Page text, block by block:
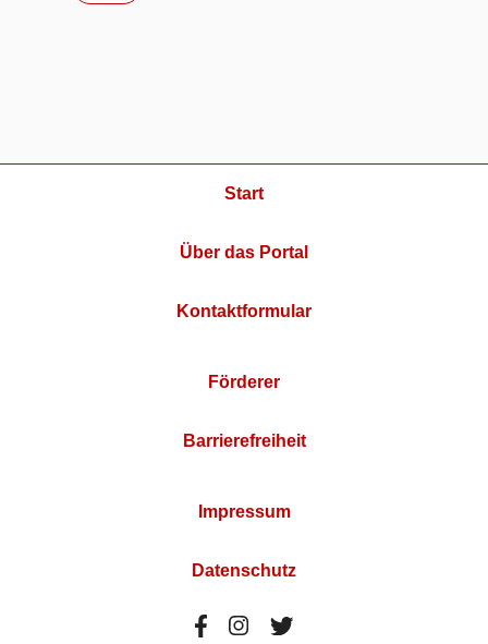
Start
Über das Portal
Kontaktformular
Förderer
Barrierefreiheit
Impressum
Datenschutz